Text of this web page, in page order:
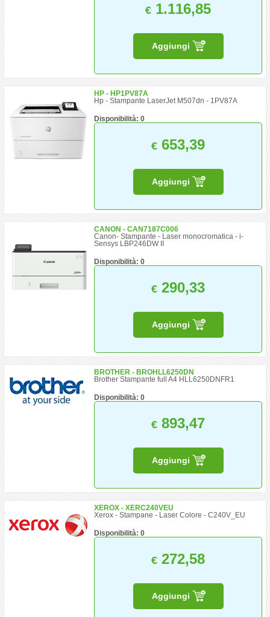
€ 1.116,85
Aggiungi
HP - HP1PV87A
Hp - Stampante LaserJet M507dn - 1PV87A
Disponibilità: 0
€ 653,39
Aggiungi
CANON - CAN7187C006
Canon- Stampante - Laser monocromatica - i-
Sensys LBP246DW II
Disponibilità: 0
€ 290,33
Aggiungi
BROTHER - BROHLL6250DN
Brother Stampante full A4 HLL6250DNFR1
Disponibilità: 0
€ 893,47
Aggiungi
XEROX - XERC240VEU
Xerox - Stampane - Laser Colore - C240V_EU
Disponibilità: 0
€ 272,58
Aggiungi